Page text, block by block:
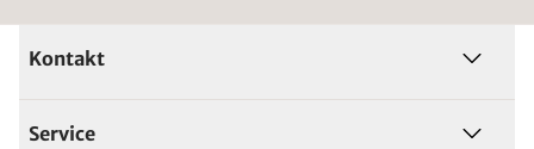
Kontakt
Service